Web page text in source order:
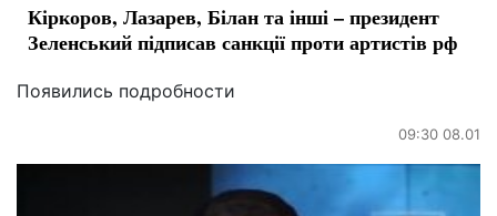
Кіркоров, Лазарев, Білан та інші – президент
Зеленський підписав санкції проти артистів рф
Появились подробности
09:30 08.01